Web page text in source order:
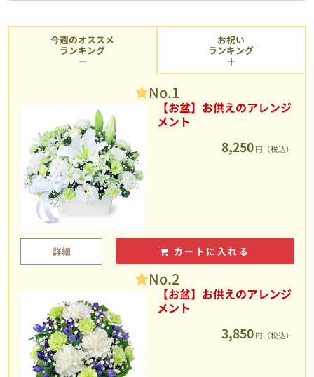
今週のオススメ
ランキング
No.1
【お盆】お供えのアレンジ
メント
8,250 円（税込）
詳細 カートに入れる
No.2
【お盆】お供えのアレンジ
メント
3,850 円（税込）
お祝い
ランキング